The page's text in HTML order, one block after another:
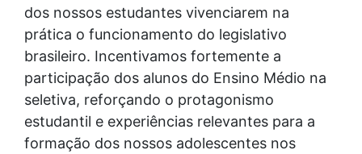
dos nossos estudantes vivenciarem na
prática o funcionamento do legislativo
brasileiro. Incentivamos fortemente a
participação dos alunos do Ensino Médio na
seletiva, reforçando o protagonismo
estudantil e experiências relevantes para a
formação dos nossos adolescentes nos